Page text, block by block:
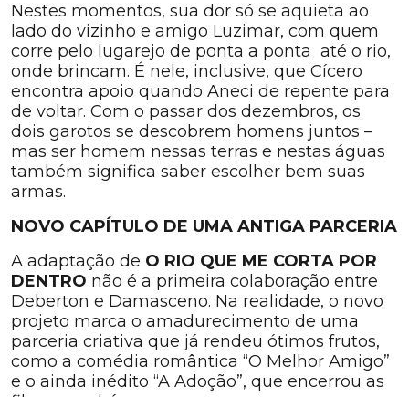
Nestes momentos, sua dor só se aquieta ao
lado do vizinho e amigo Luzimar, com quem
corre pelo lugarejo de ponta a ponta até o rio,
onde brincam. É nele, inclusive, que Cícero
encontra apoio quando Aneci de repente para
de voltar. Com o passar dos dezembros, os
dois garotos se descobrem homens juntos –
mas ser homem nessas terras e nestas águas
também significa saber escolher bem suas
armas.
NOVO CAPÍTULO DE UMA ANTIGA PARCERIA
A adaptação de O RIO QUE ME CORTA POR
DENTRO não é a primeira colaboração entre
Deberton e Damasceno. Na realidade, o novo
projeto marca o amadurecimento de uma
parceria criativa que já rendeu ótimos frutos,
como a comédia romântica “O Melhor Amigo”
e o ainda inédito “A Adoção”, que encerrou as